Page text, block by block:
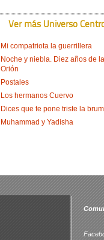
Ver más Universo
Mi compatriota la guerrillera
Noche y niebla. Diez años de
Orión
Postales
Los hermanos Cuervo
Dices que te pone triste la
Muhammad y Yadisha